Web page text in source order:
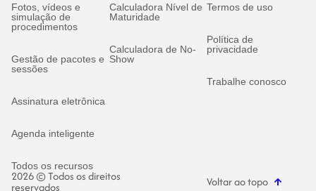
Fotos, vídeos e
simulação de
procedimentos
Gestão de pacotes e
sessões
Assinatura eletrônica
Agenda inteligente
Todos os recursos
Calculadora Nível de
Maturidade
Calculadora de No-
Show
Termos de uso
Política de
privacidade
Trabalhe conosco
2026 © Todos os direitos
reservados Voltar ao topo